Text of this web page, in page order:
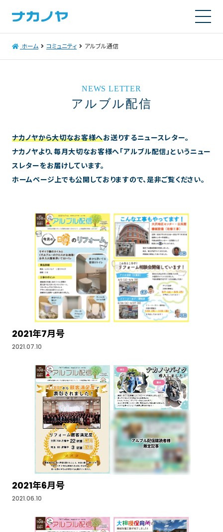
ホーム コミュニティ アルブル通信
NEWS LETTER
アルブル配信
ナカノヤから大切なお客様へお送りするニュースレター。
ナカノヤより、毎月大切なお客様へ「アルブル配信」というニュー
スレターをお届けしています。
ホームページ上でも公開しておりますので、是非ご覧ください。
2021年7月号
2021.07.10
2021年6月号
2021.06.10